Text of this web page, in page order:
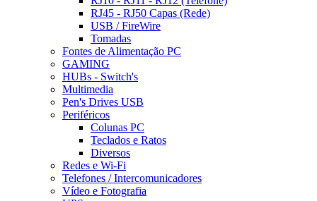
RJ45 - RJ50 Capas (Rede)
USB / FireWire
Tomadas
Fontes de Alimentação PC
GAMING
HUBs - Switch's
Multimedia
Pen's Drives USB
Periféricos
Colunas PC
Teclados e Ratos
Diversos
Redes e Wi-Fi
Telefones / Intercomunicadores
Vídeo e Fotografia